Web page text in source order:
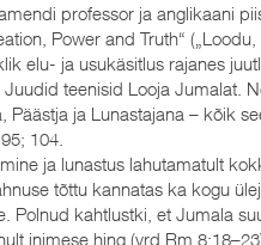
professor ja anglikaani
Power and Truth“ („Loodu,
elu- ja usukäsitlus rajanes
teenisid Looja Jumalat.
Päästja ja Lunastajana – kõik
104.
ja lunastus lahutamatult
tõttu kannatas ka kogu
Polnud kahtlustki, et Jumala
inimese hing (vrd Rm